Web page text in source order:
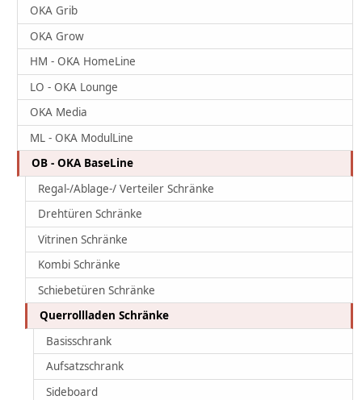
OKA Grib
OKA Grow
HM - OKA HomeLine
LO - OKA Lounge
OKA Media
ML - OKA ModulLine
OB - OKA BaseLine
Regal-/Ablage-/ Verteiler Schränke
Drehtüren Schränke
Vitrinen Schränke
Kombi Schränke
Schiebetüren Schränke
Querrollladen Schränke
Basisschrank
Aufsatzschrank
Sideboard